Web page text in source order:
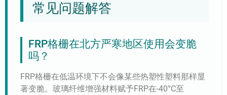
常见问题解答
FRP格栅在北方严寒地区使用会变脆
吗？
FRP格栅在低温环境下不会像某些热塑性塑料那样显
著变脆。玻璃纤维增强材料赋予FRP在-40°C至